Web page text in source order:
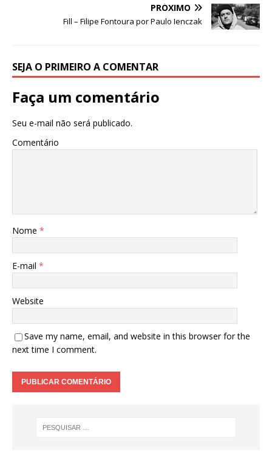
PRÓXIMO
Fill – Filipe Fontoura por Paulo Ienczak
SEJA O PRIMEIRO A COMENTAR
Faça um comentário
Seu e-mail não será publicado.
Comentário
Nome *
E-mail *
Website
Save my name, email, and website in this browser for the
next time I comment.